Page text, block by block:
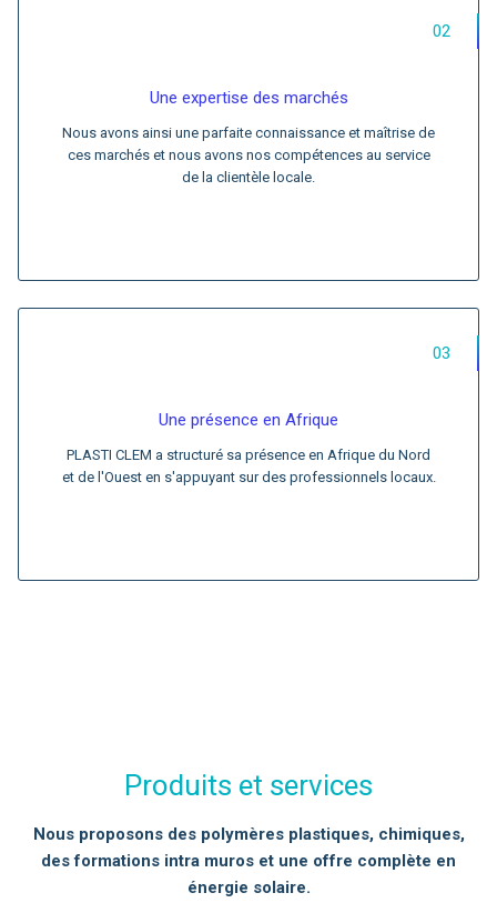
02
Une expertise des marchés
Nous avons ainsi une parfaite connaissance et maîtrise de
ces marchés et nous avons nos compétences au service
de la clientèle locale.
03
Une présence en Afrique
PLASTI CLEM a structuré sa présence en Afrique du Nord
et de l'Ouest en s'appuyant sur des professionnels locaux.
Produits et services
Nous proposons des polymères plastiques, chimiques,
des formations intra muros et une offre complète en
énergie solaire.